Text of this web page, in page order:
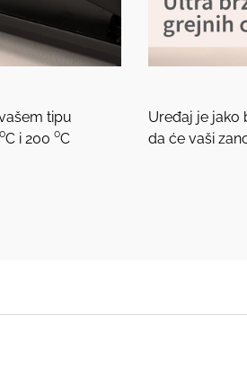
tipu
i 200 ⁰C
Uređaj je jako
da će vaši